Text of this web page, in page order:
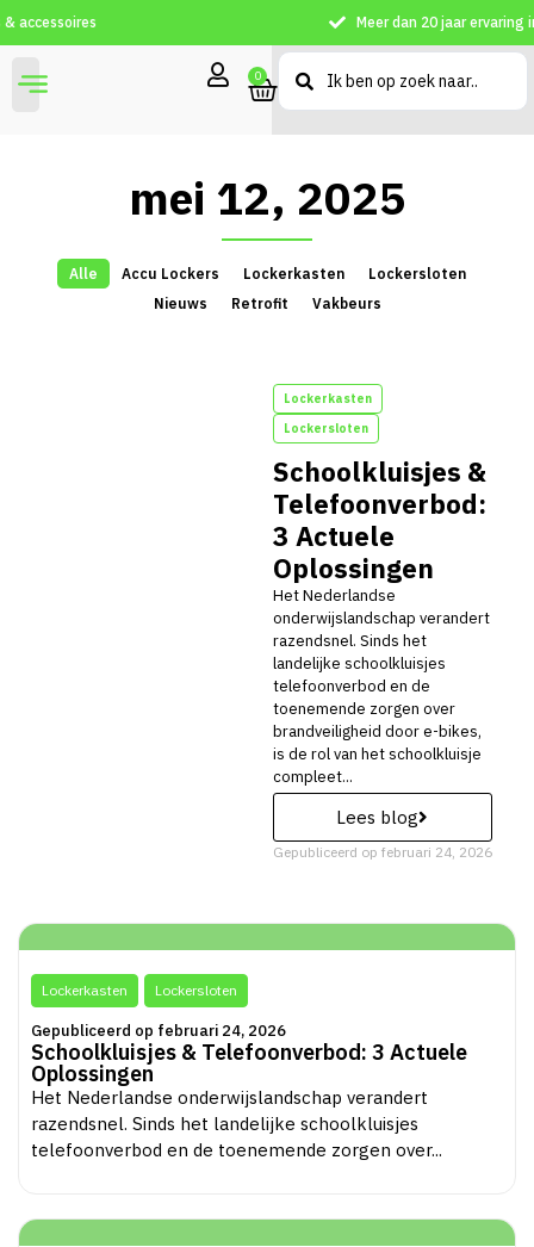
Meer dan 20 jaar ervaring in opbergsystemen
0
mei 12, 2025
Accu Lockers Lockerkasten
Lockersloten
Nieuws
Retrofit Vakbeurs
Alle
Lockerkasten
Lockersloten
Schoolkluisjes &
Telefoonverbod:
3 Actuele
Oplossingen
Het Nederlandse
onderwijslandschap verandert
razendsnel. Sinds het
landelijke schoolkluisjes
telefoonverbod en de
toenemende zorgen over
brandveiligheid door e-bikes,
is de rol van het schoolkluisje
compleet...
Lees blog
Gepubliceerd op februari 24, 2026
Lockerkasten Lockersloten
Gepubliceerd op februari 24, 2026
Schoolkluisjes & Telefoonverbod: 3 Actuele
Oplossingen
Het Nederlandse onderwijslandschap verandert
razendsnel. Sinds het landelijke schoolkluisjes
telefoonverbod en de toenemende zorgen over...